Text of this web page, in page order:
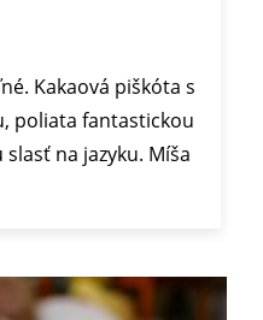
Kakaová piškóta s
poliata fantastickou
na jazyku. Míša